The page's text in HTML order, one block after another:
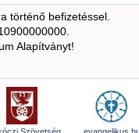
történő befizetéssel.
Alapítványt!